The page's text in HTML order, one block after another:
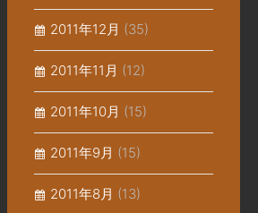
2011年12月 (35)
2011年11月 (12)
2011年10月 (15)
2011年9月 (15)
2011年8月 (13)